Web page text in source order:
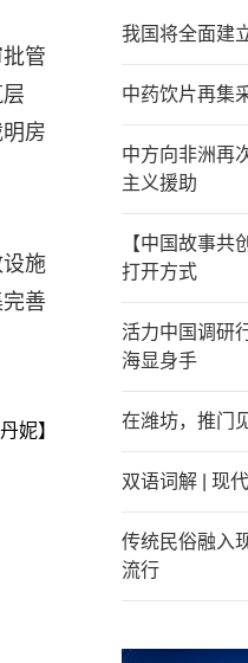
管
房
施
善
妮】
我国将全面建
中药饮片再集
中方向非洲再
主义援助
【中国故事共
打开方式
活力中国调研
海显身手
在潍坊，推门
双语词解 | 现
传统民俗融入
流行